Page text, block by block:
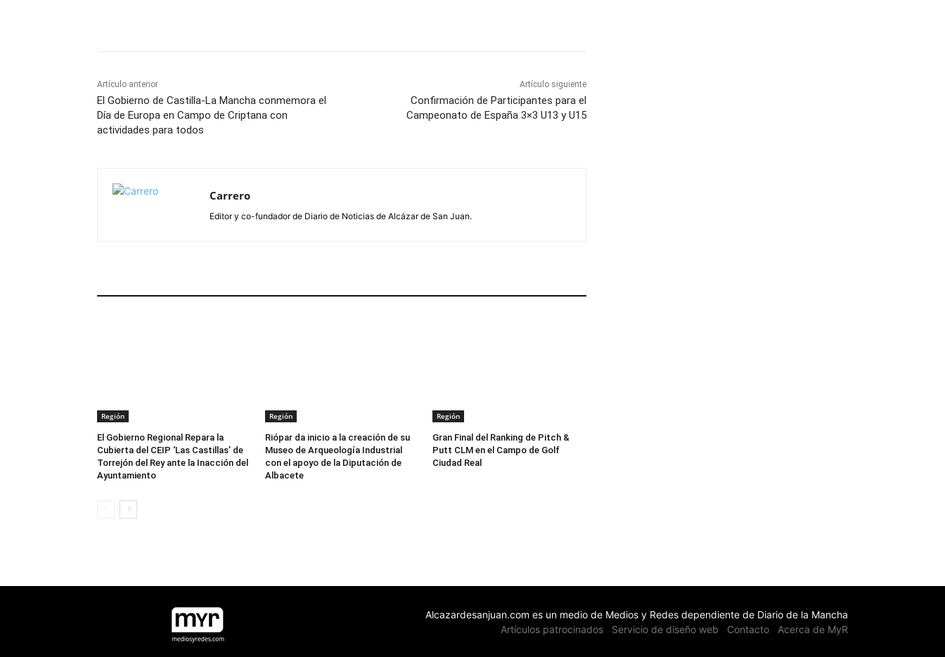
Artículo anterior
El Gobierno de Castilla-La Mancha conmemora el
Día de Europa en Campo de Criptana con
actividades para todos
Artículo siguiente
Confirmación de Participantes para el
Campeonato de España 3×3 U13 y U15
Carrero
Editor y co-fundador de Diario de Noticias de Alcázar de San Juan.
Región
El Gobierno Regional Repara la
Cubierta del CEIP ‘Las Castillas’ de
Torrejón del Rey ante la Inacción del
Ayuntamiento
Región
Riópar da inicio a la creación de su
Museo de Arqueología Industrial
con el apoyo de la Diputación de
Albacete
Región
Gran Final del Ranking de Pitch &
Putt CLM en el Campo de Golf
Ciudad Real
Alcazardesanjuan.com es un medio de Medios y Redes dependiente de Diario de la Mancha
Artículos patrocinados
Servicio de diseño web Contacto Acerca de MyR